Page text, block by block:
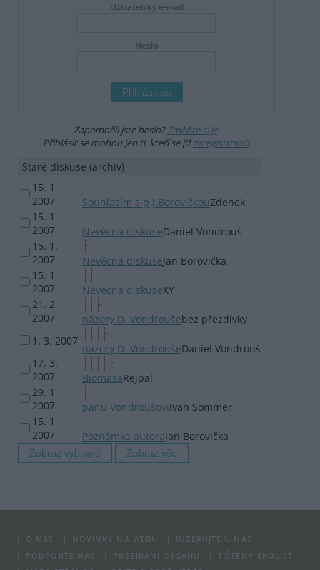
Uživatelský e-mail
Heslo
Zapomněli jste heslo?Změňte si je.
Přihlásit se mohou jen ti, kteří se jižzaregistrovali.
Staré diskuse (archiv)
15. 1.
2007
Souhlasím s p.J.BorovičkouZdenek
15. 1.
2007
Nevěcná diskuseDaniel Vondrouš
15. 1.
2007
Nevěcná diskuseJan Borovička
15. 1.
2007
Nevěcná diskuseXY
21. 2.
2007
názory D. Vondroušebez přezdívky
1. 3. 2007
názory D. VondroušeDaniel Vondrouš
17. 3.
2007
BiomasaRejpal
29. 1.
2007
panu VondroušoviIvan Sommer
15. 1.
2007
Poznámka autoraJan Borovička
O NÁS NOVINKY NA WEBU
INZERUJTE U NÁS
PODPOŘTE NÁS
PŘEBÍRÁNÍ OBSAHU
TIŠTĚNÝ EKOLIST